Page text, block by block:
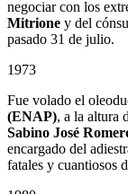
negociar con los
Mitrione y del
pasado 31 de julio.
1973
Fue volado el
(ENAP), a la altura
Sabino José
encargado del
fatales y cuantiosos